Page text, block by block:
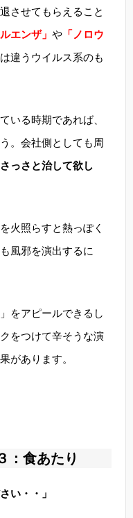
させてもらえること
エンザ」 や 「ノロウ
違うウイルス系のも
いる時期であれば、
。会社側としても周
さっさと治して欲し
火照らすと熱っぽく
風邪を演出するに
をアピールできるし
をつけて辛そうな演
があります。
：食あたり
い・・」